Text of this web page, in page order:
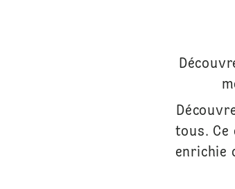
tous. Ce
enrichie